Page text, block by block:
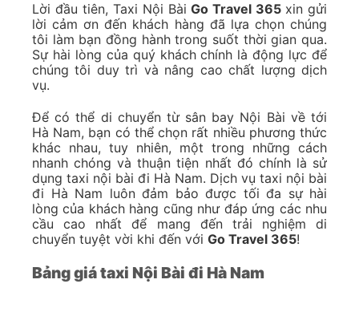
Lời đầu tiên, Taxi Nội BàiGo Travel 365 xin gửi
lời cảm ơn đến khách hàng đã lựa chọn chúng
tôi làm bạn đồng hành trong suốt thời gian qua.
Sự hài lòng của quý khách chính là động lực để
chúng tôi duy trì và nâng cao chất lượng dịch
vụ.
Để có thể di chuyển từ sân bay Nội Bài về tới
Hà Nam, bạn có thể chọn rất nhiều phương thức
khác nhau, tuy nhiên, một trong những cách
nhanh chóng và thuận tiện nhất đó chính là sử
dụng taxi nội bài đi Hà Nam. Dịch vụ taxi nội bài
đi Hà Nam luôn đảm bảo được tối đa sự hài
lòng của khách hàng cũng như đáp ứng các nhu
cầu cao nhất để mang đến trải nghiệm di
chuyển tuyệt vời khi đến với Go Travel 365!
Bảng giá taxi Nội Bài đi Hà Nam